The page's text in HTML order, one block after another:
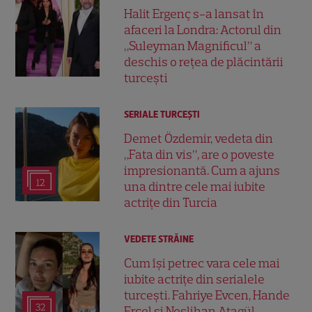
Halit Ergenç s-a lansat în
afaceri la Londra: Actorul din
„Suleyman Magnificul” a
deschis o rețea de plăcintării
turcești
12
SERIALE TURCEŞTI
Demet Özdemir, vedeta din
„Fata din vis”, are o poveste
impresionantă. Cum a ajuns
una dintre cele mai iubite
actrițe din Turcia
32
VEDETE STRĂINE
Cum își petrec vara cele mai
iubite actrițe din serialele
turcești. Fahriye Evcen, Hande